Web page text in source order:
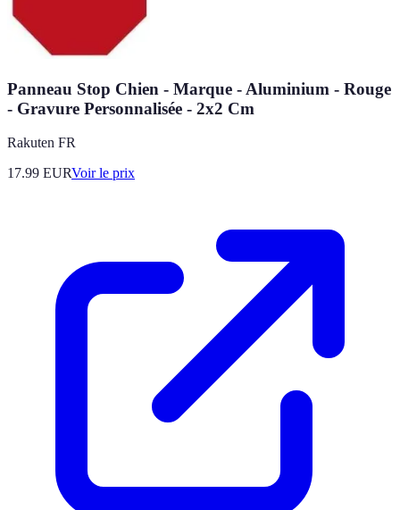
Panneau Stop Chien - Marque - Aluminium - Rouge
- Gravure Personnalisée - 2x2 Cm
Rakuten FR
17.99 EURVoir le prix